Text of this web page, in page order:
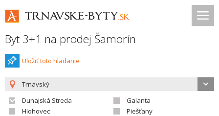
Byt 3+1 na prodej Šamorín
Uložiť toto hladanie
Trnavský
Dunajská Streda
Galanta
Hlohovec
Piešťany